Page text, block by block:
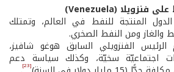
المنتجة للنفط في العالم، وتمتلك
ومن النفط الصخري.
الرئيس الفنزويلي السابق هوغو شافيز،
اجتماعيّة سخيّة، وكذلك سياسة دعم
[23]